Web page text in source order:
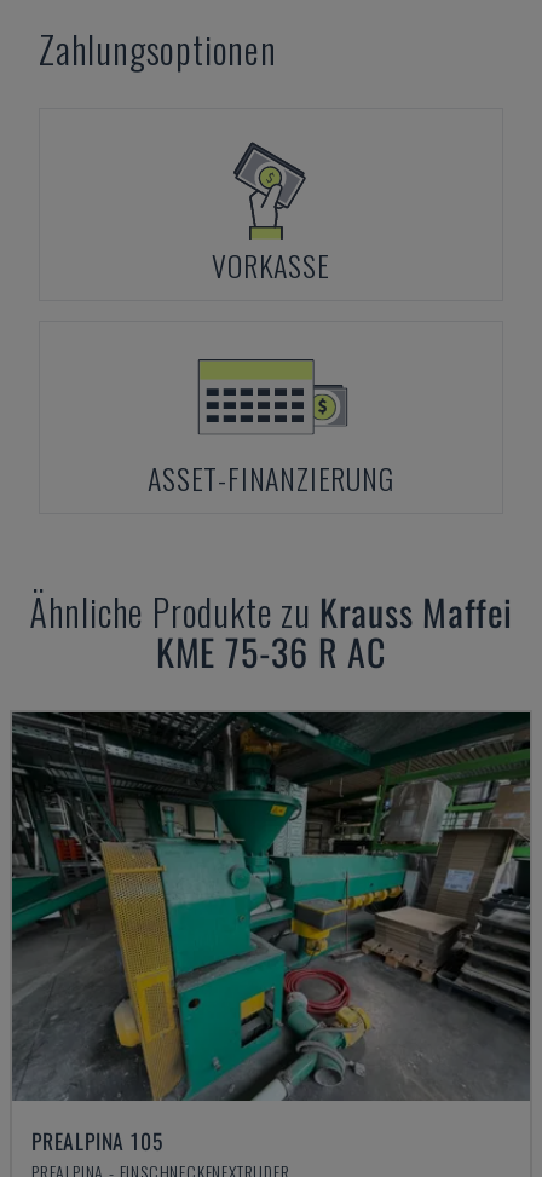
Zahlungsoptionen
VORKASSE
ASSET-FINANZIERUNG
Ähnliche Produkte zu Krauss Maffei
KME 75-36 R AC
PREALPINA 105
PREALPINA - EINSCHNECKENEXTRUDER